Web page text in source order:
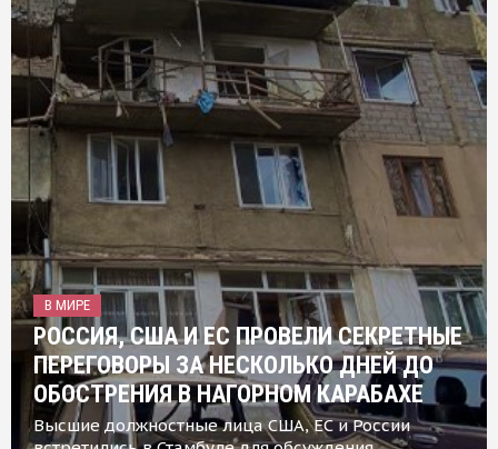
В МИРЕ
РОССИЯ, США И ЕС ПРОВЕЛИ СЕКРЕТНЫЕ
ПЕРЕГОВОРЫ ЗА НЕСКОЛЬКО ДНЕЙ ДО
ОБОСТРЕНИЯ В НАГОРНОМ КАРАБАХЕ
Высшие должностные лица США, ЕС и России